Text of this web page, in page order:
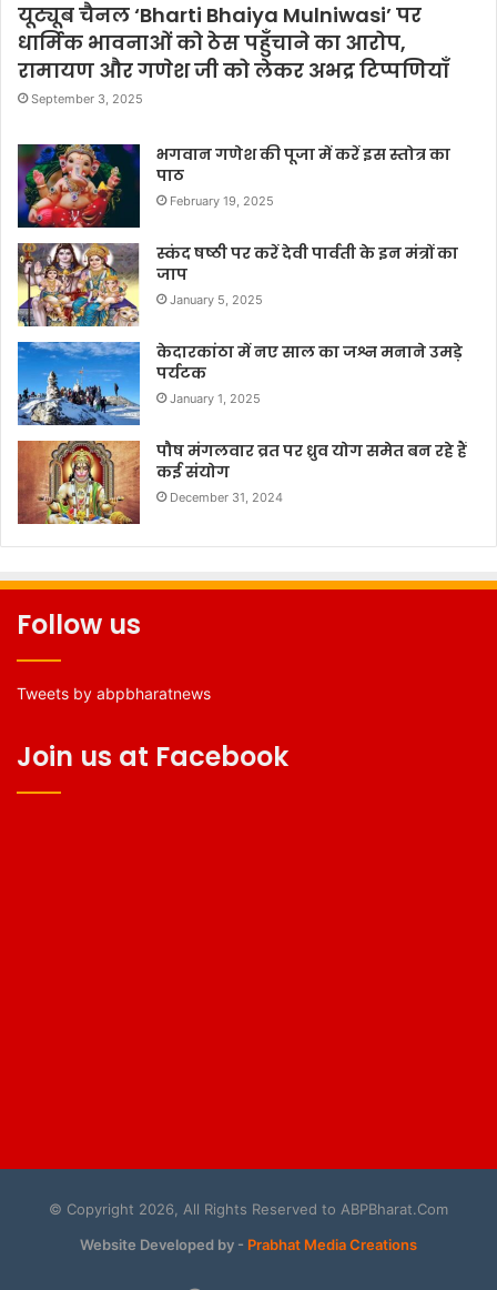
यूट्यूब चैनल ‘Bharti Bhaiya Mulniwasi’ पर
धार्मिक भावनाओं को ठेस पहुँचाने का आरोप,
रामायण और गणेश जी को लेकर अभद्र टिप्पणियाँ
September 3, 2025
भगवान गणेश की पूजा में करें इस स्तोत्र का
पाठ
February 19, 2025
स्कंद षष्ठी पर करें देवी पार्वती के इन मंत्रों का
जाप
January 5, 2025
केदारकांठा में नए साल का जश्न मनाने उमड़े
पर्यटक
January 1, 2025
पौष मंगलवार व्रत पर ध्रुव योग समेत बन रहे हैं
कई संयोग
December 31, 2024
Follow us
Tweets by abpbharatnews
Join us at Facebook
© Copyright 2026, All Rights Reserved to ABPBharat.Com
Website Developed by - Prabhat Media Creations